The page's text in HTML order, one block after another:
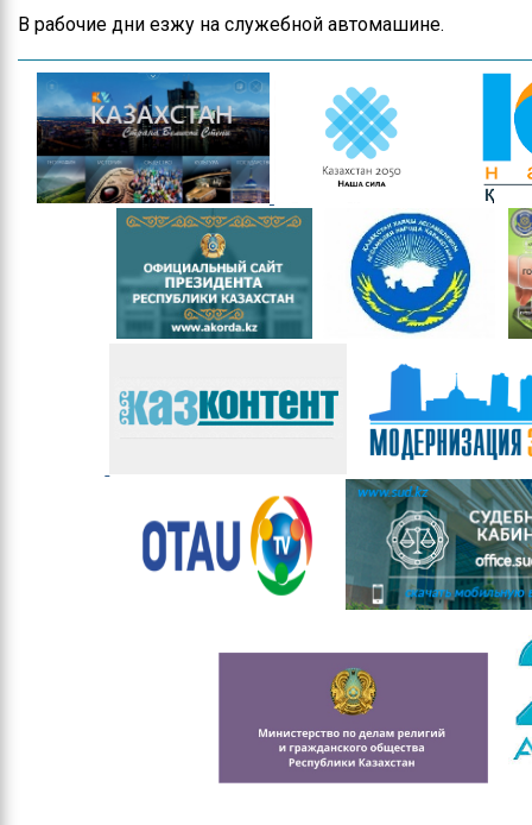
Контакты
Руководство
Положение
управления
Информация по
поступлению на
государственную
В рабочие дни езжу на служебной автомашине.